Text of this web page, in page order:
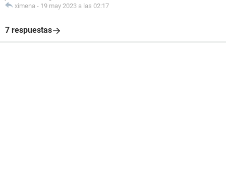
ximena - 19 may 2023 a las 02:17
7 respuestas